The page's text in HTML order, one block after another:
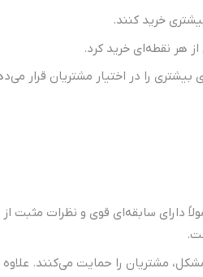
خرید کنند.
هر نقطه‌ای خرید کرد.
بیشتری را در اختیار مشتریان قرار
دارای سابقه‌ای قوی و نظرات مثبت
مشتریان را حمایت می‌کنند. علاوه